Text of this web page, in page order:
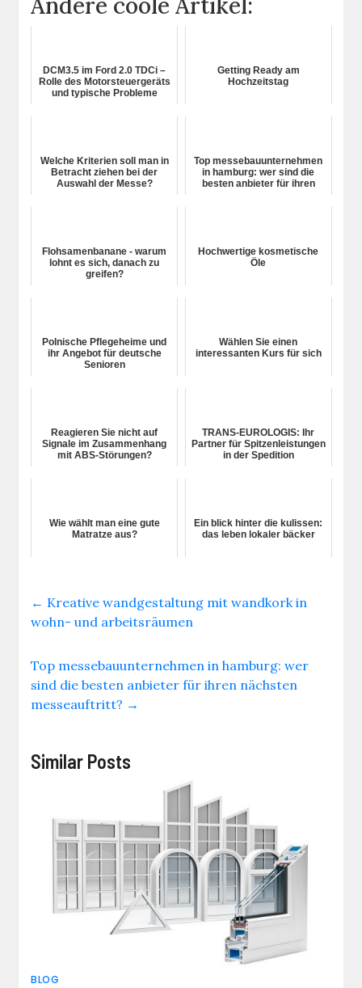
Andere coole Artikel:
DCM3.5 im Ford 2.0 TDCi –
Rolle des Motorsteuergeräts
und typische Probleme
Getting Ready am
Hochzeitstag
Welche Kriterien soll man in
Betracht ziehen bei der
Auswahl der Messe?
Top messebauunternehmen
in hamburg: wer sind die
besten anbieter für ihren
Flohsamenbanane - warum
lohnt es sich, danach zu
greifen?
Hochwertige kosmetische
Öle
Polnische Pflegeheime und
ihr Angebot für deutsche
Senioren
Wählen Sie einen
interessanten Kurs für sich
Reagieren Sie nicht auf
Signale im Zusammenhang
mit ABS-Störungen?
TRANS-EUROLOGIS: Ihr
Partner für Spitzenleistungen
in der Spedition
Wie wählt man eine gute
Matratze aus?
Ein blick hinter die kulissen:
das leben lokaler bäcker
← Kreative wandgestaltung mit wandkork in
wohn- und arbeitsräumen
Top messebauunternehmen in hamburg: wer
sind die besten anbieter für ihren nächsten
messeauftritt? →
Similar Posts
BLOG